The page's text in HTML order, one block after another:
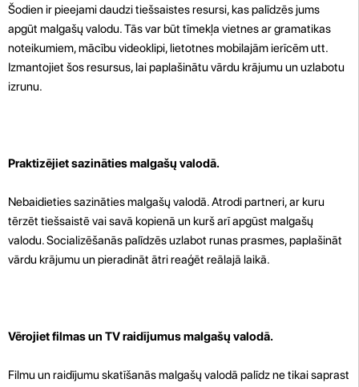
Šodien ir pieejami daudzi tiešsaistes resursi, kas palīdzēs jums
apgūt malgašų valodu. Tās var būt tīmekļa vietnes ar gramatikas
noteikumiem, mācību videoklipi, lietotnes mobilajām ierīcēm utt.
Izmantojiet šos resursus, lai paplašinātu vārdu krājumu un uzlabotu
izrunu.
Praktizējiet sazināties malgašų valodā.
Nebaidieties sazināties malgašų valodā. Atrodi partneri, ar kuru
tērzēt tiešsaistē vai savā kopienā un kurš arī apgūst malgašų
valodu. Socializēšanās palīdzēs uzlabot runas prasmes, paplašināt
vārdu krājumu un pieradināt ātri reaģēt reālajā laikā.
Vērojiet filmas un TV raidījumus malgašų valodā.
Filmu un raidījumu skatīšanās malgašų valodā palīdz ne tikai saprast